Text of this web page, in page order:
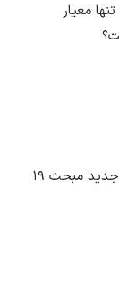
جدید ترین و آخرین الزامات جدید مبحث ۱۹